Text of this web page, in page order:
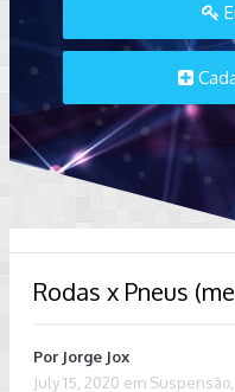
Rodas x Pneus
Por Jorge Jox
July 15, 2020 em